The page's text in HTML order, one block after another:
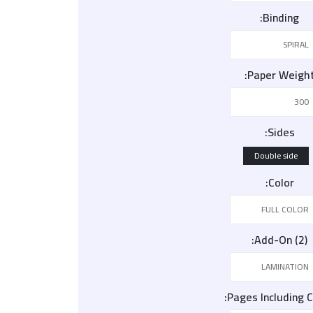
Binding
Paper
Sides
Double side
Color
Add-On (2)
Pages Including